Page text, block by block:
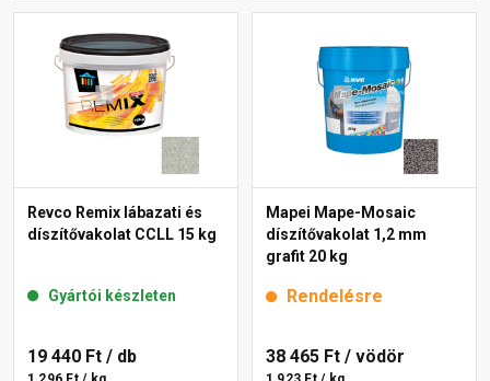
Revco Remix lábazati és
díszítővakolat CCLL 15 kg
Gyártói készleten
19 440 Ft / db
Mapei Mape-Mosaic
díszítővakolat 1,2 mm
grafit 20 kg
Rendelésre
38 465 Ft / vödör